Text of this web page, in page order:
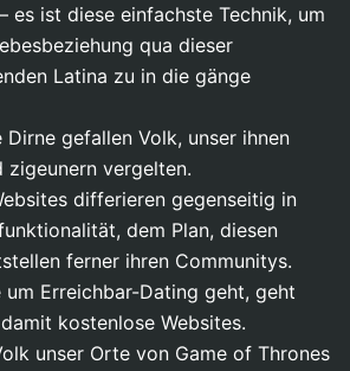
es ist diese einfachste Technik, um
qua dieser
Latina zu in die gänge
Dirne gefallen Volk, unser ihnen
zigeunern vergelten.
differieren gegenseitig in
dem Plan, diesen
ferner ihren Communitys.
um Erreichbar-Dating geht, geht
kostenlose Websites.
unser Orte von Game of Thrones